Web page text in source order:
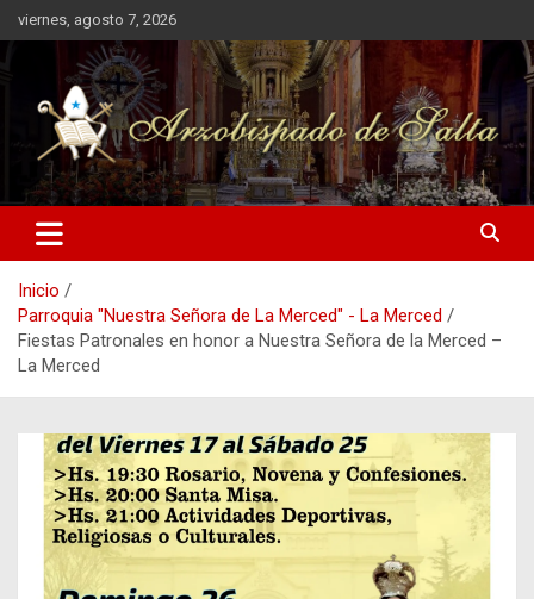
Saltar
al
contenido
viernes, agosto 7, 2026
Arzobispado de Salta
Arzobispado de Salta
Inicio
Parroquia "Nuestra Señora de La Merced" - La Merced
Fiestas Patronales en honor a Nuestra Señora de la Merced –
La Merced